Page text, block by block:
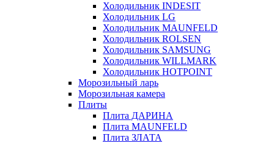
Холодильник INDESIT
Холодильник LG
Холодильник MAUNFELD
Холодильник ROLSEN
Холодильник SAMSUNG
Холодильник WILLMARK
Холодильник HOTPOINT
Морозильный ларь
Морозильная камера
Плиты
Плита ДАРИНА
Плита MAUNFELD
Плита ЗЛАТА